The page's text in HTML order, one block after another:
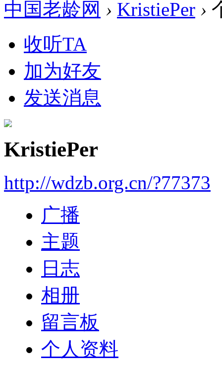
中国老龄网 › KristiePer ›
收听TA
加为好友
发送消息
KristiePer
http://wdzb.org.cn/?77373
广播
主题
日志
相册
留言板
个人资料